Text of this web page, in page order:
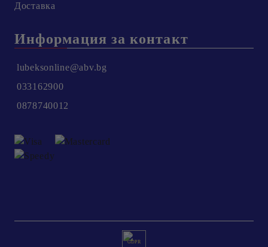
Доставка
Информация за контакт
lubeksonline@abv.bg
033162900
0878740012
GDPR